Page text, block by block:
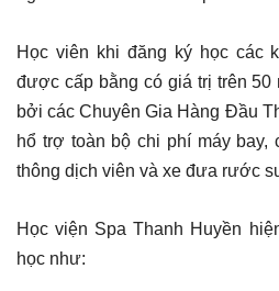
Học viên khi đăng ký học các
được cấp bằng có giá trị trên
bởi các Chuyên Gia Hàng Đầu
hổ trợ toàn bộ chi phí máy bay,
thông dịch viên và xe đưa rước
Học viện Spa Thanh Huyền
học như: